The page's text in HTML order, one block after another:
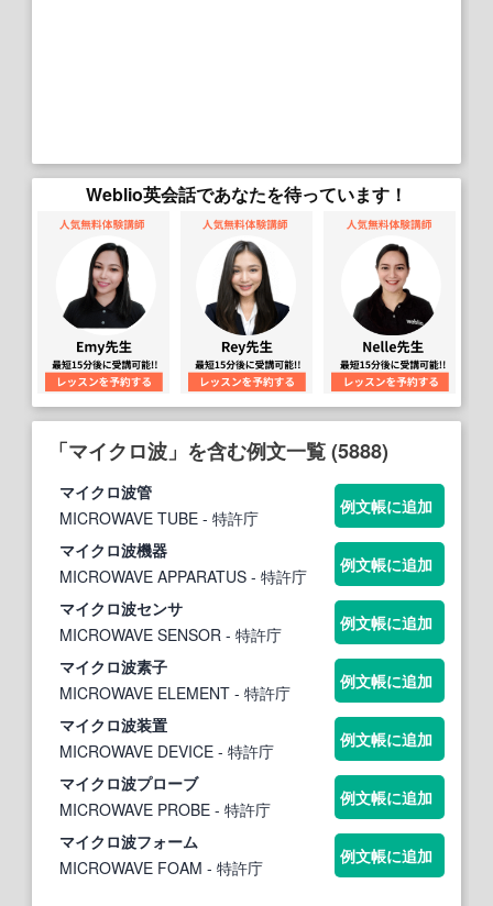
Weblio英会話であなたを待っています！
「マイクロ波」を含む例文一覧 (5888)
マイクロ波管
MICROWAVE TUBE - 特許庁
例文帳に追加
マイクロ波機器
MICROWAVE APPARATUS - 特許庁
例文帳に追加
マイクロ波センサ
MICROWAVE SENSOR - 特許庁
例文帳に追加
マイクロ波素子
MICROWAVE ELEMENT - 特許庁
例文帳に追加
マイクロ波装置
MICROWAVE DEVICE - 特許庁
例文帳に追加
マイクロ波プローブ
MICROWAVE PROBE - 特許庁
例文帳に追加
マイクロ波フォーム
MICROWAVE FOAM - 特許庁
例文帳に追加